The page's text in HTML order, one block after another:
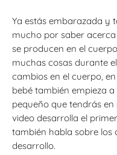
Ya estás embarazada y
mucho por saber
se producen en el
muchas cosas durante
cambios en el cuerpo,
bebé también empieza
pequeño que tendrás en
video desarrolla el
también habla sobre los
desarrollo.